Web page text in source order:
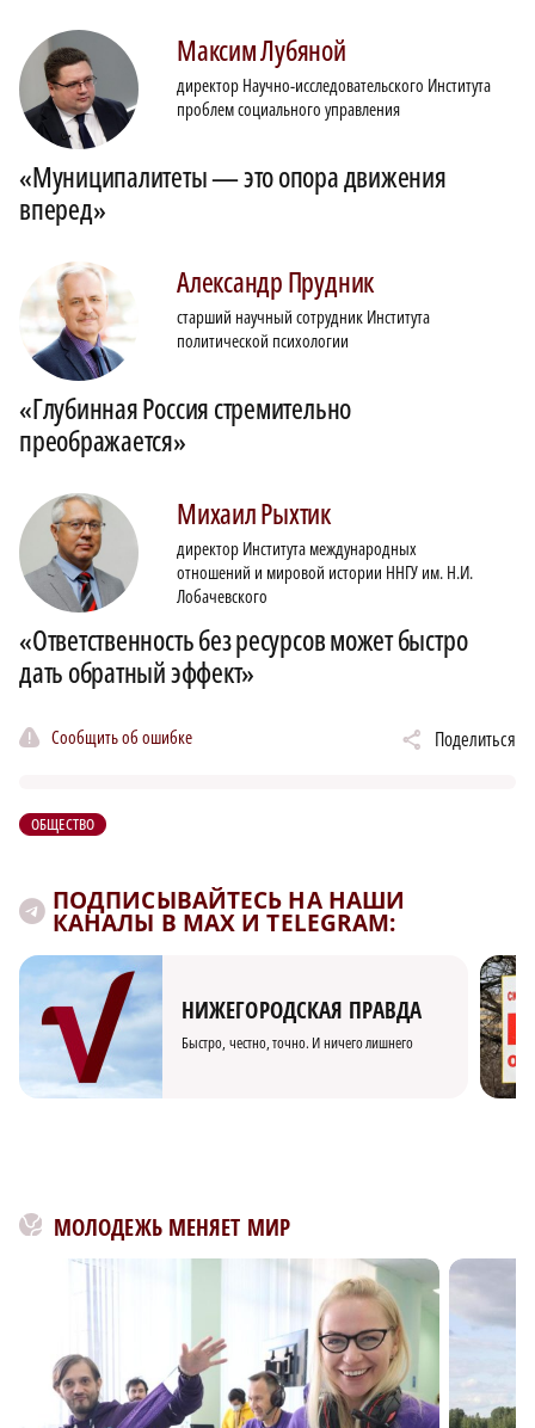
МаксимЛубяной
директор Научно-исследовательского Института
проблем социального управления
«Муниципалитеты — это опора движения
вперед»
АлександрПрудник
старший научный сотрудник Института
политической психологии
«Глубинная Россия стремительно
преображается»
МихаилРыхтик
директор Института международных
отношений и мировой истории ННГУ им. Н.И.
Лобачевского
«Ответственность без ресурсов может быстро
дать обратный эффект»
Сообщить об ошибке Поделиться
ОБЩЕСТВО
ПОДПИСЫВАЙТЕСЬ НА НАШИ
КАНАЛЫ В MAX И TELEGRAM:
НИЖЕГОРОДСКАЯ ПРАВДА
Быстро, честно, точно. И ничего лишнего
МОЛОДЕЖЬ МЕНЯЕТ МИР